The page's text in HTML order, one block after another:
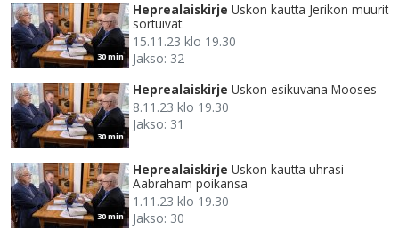
30 min
Heprealaiskirje Uskon kautta Jerikon muurit
sortuivat
15.11.23 klo 19.30
Jakso: 32
30 min
Heprealaiskirje Uskon esikuvana Mooses
8.11.23 klo 19.30
Jakso: 31
30 min
Heprealaiskirje Uskon kautta uhrasi
Aabraham poikansa
1.11.23 klo 19.30
Jakso: 30